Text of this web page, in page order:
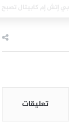
انطلاق أعمال معرض
تعليقات